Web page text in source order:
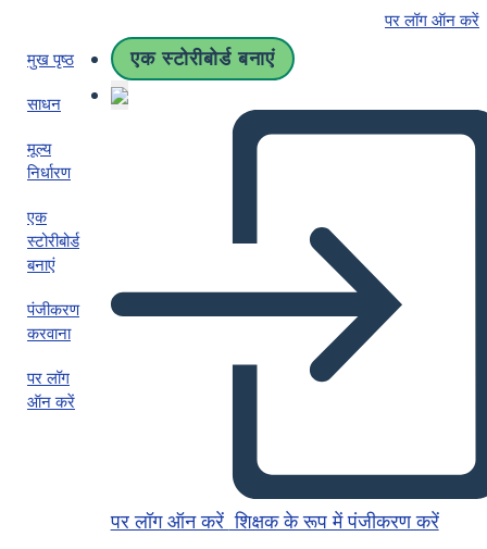
पर लॉग ऑन करें
मुख पृष्ठ
साधन
मूल्य
निर्धारण
एक
स्टोरीबोर्ड
बनाएं
पंजीकरण
करवाना
पर लॉग
ऑन करें
एक स्टोरीबोर्ड बनाएं
पर लॉग ऑन करें शिक्षक के रूप में पंजीकरण करें